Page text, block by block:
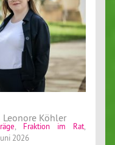
Leonore Köhler
Fraktion im Rat
2026